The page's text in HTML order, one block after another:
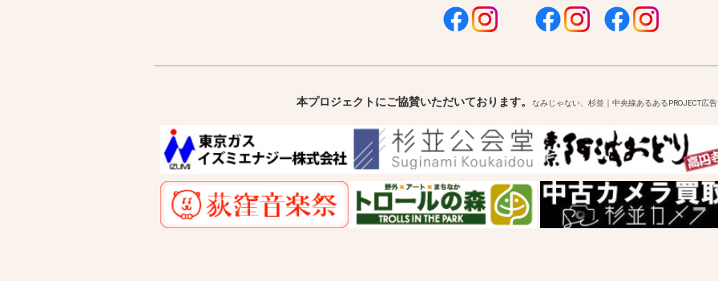
本プロジェクトにご協賛いただいております。 なみじゃない、杉並｜中央線あるあるPROJECT広